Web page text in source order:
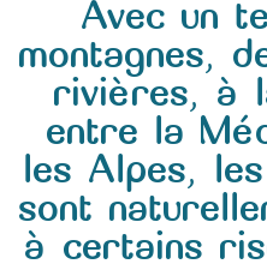
Avec un
montagnes,
rivières, à
entre la
les Alpes,
sont
à certains